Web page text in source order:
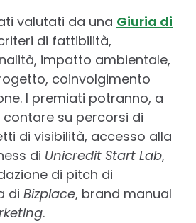
valutati da una Giuria di
di fattibilità,
impatto ambientale,
coinvolgimento
I premiati potranno, a
su percorsi di
di visibilità, accesso alla
di Unicredit Start Lab,
di pitch di
di Bizplace, brand manual
.